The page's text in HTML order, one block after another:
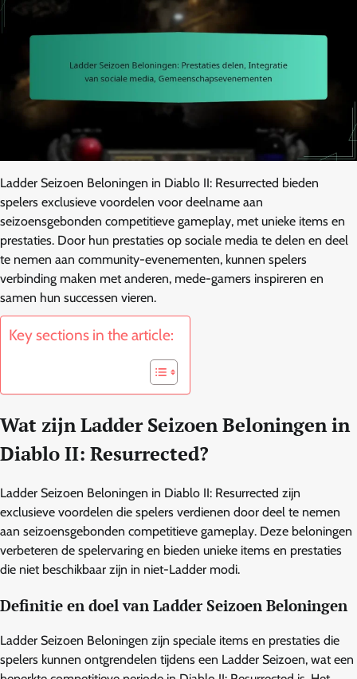
Ladder Seizoen Beloningen in Diablo II: Resurrected bieden
spelers exclusieve voordelen voor deelname aan
seizoensgebonden competitieve gameplay, met unieke items en
prestaties. Door hun prestaties op sociale media te delen en deel
te nemen aan community-evenementen, kunnen spelers
verbinding maken met anderen, mede-gamers inspireren en
samen hun successen vieren.
Key sections in the article:
Wat zijn Ladder Seizoen Beloningen in
Diablo II: Resurrected?
Ladder Seizoen Beloningen in Diablo II: Resurrected zijn
exclusieve voordelen die spelers verdienen door deel te nemen
aan seizoensgebonden competitieve gameplay. Deze beloningen
verbeteren de spelervaring en bieden unieke items en prestaties
die niet beschikbaar zijn in niet-Ladder modi.
Definitie en doel van Ladder Seizoen Beloningen
Ladder Seizoen Beloningen zijn speciale items en prestaties die
spelers kunnen ontgrendelen tijdens een Ladder Seizoen, wat een